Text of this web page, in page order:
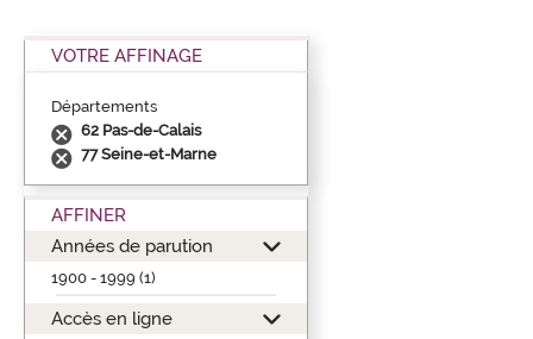
VOTRE AFFINAGE
Départements
62 Pas-de-Calais
77 Seine-et-Marne
AFFINER
Années de parution
1900 - 1999 (1)
Accès en ligne